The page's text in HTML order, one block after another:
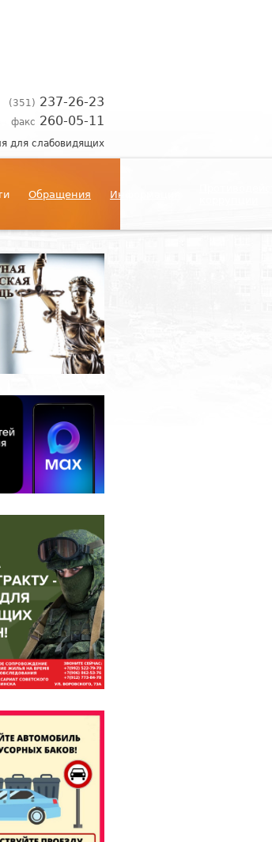
(351) 237-26-23
факс 260-05-11
для слабовидящих
Обращения Информация